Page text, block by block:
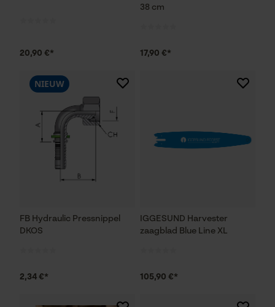
20,90 €*
38 cm
17,90 €*
FB Hydraulic Pressnippel
DKOS
NIEUW
2,34 €*
IGGESUND Harvester
zaagblad Blue Line XL
105,90 €*